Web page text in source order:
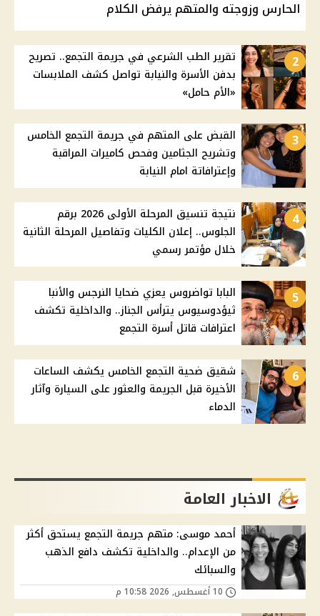
الحارس وزوجته والمتهم يرفض الكلام
2
تقرير الطب الشرعي في جريمة التجمع.. تصريح
بدفن الأسرة والنيابة تواصل كشف الملابسات
«الأم حامل»
3
القبض على المتهم في جريمة التجمع الخامس
وتشريح الجثامين وفحص كاميرات المراقبة
وإعترافاتة امام النيابة
4
نتيجة تنسيق المرحلة الأولى 2026 برقم
الجلوس.. إعلان الكليات وتفاصيل المرحلة الثانية
خلال مؤتمر رسمي
5
البابا تواضروس يعزي ضحايا النرجس والأنبا
ثيؤدوسيوس يترأس الجناز.. والداخلية تكشف
اعترافات قاتل أسرة التجمع
6
شقيق ضحية التجمع الخامس يكشف الساعات
الأخيرة قبل الجريمة والعثور على السيارة وآثار
الدماء
الاخبار العامة
أحمد موسى: متهم جريمة التجمع يستحق أكثر
من الإعدام.. والداخلية تكشف دافع الذهب
والسبائك